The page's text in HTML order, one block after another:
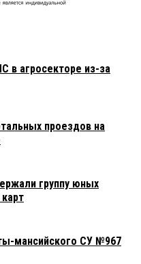
в агросекторе из-за
проездов на
группу юных
мансийского СУ №967